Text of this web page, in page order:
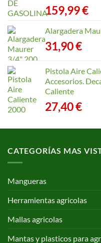
159,99€
Alargadera
31,90€
Pistola Aire
Accesorios.
Caliente
27,40€
CATEGORÍAS MAS
Mangueras
Herramientas agricolas
Mallas agricolas
Mantas y plasticos para